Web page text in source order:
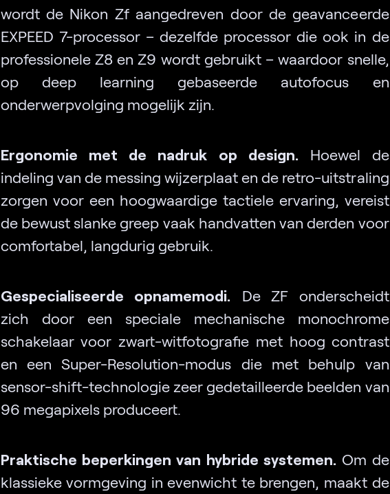
wordt de Nikon Zf aangedreven door de geavanceerde
EXPEED 7-processor – dezelfde processor die ook in de
professionele Z8 en Z9 wordt gebruikt – waardoor snelle,
op deep learning gebaseerde autofocus en
onderwerpvolging mogelijk zijn.
Ergonomie met de nadruk op design. Hoewel de
indeling van de messing wijzerplaat en de retro-uitstraling
zorgen voor een hoogwaardige tactiele ervaring, vereist
de bewust slanke greep vaak handvatten van derden voor
comfortabel, langdurig gebruik.
Gespecialiseerde opnamemodi. De ZF onderscheidt
zich door een speciale mechanische monochrome
schakelaar voor zwart-witfotografie met hoog contrast
en een Super-Resolution-modus die met behulp van
sensor-shift-technologie zeer gedetailleerde beelden van
96 megapixels produceert.
Praktische beperkingen van hybride systemen. Om de
klassieke vormgeving in evenwicht te brengen, maakt de